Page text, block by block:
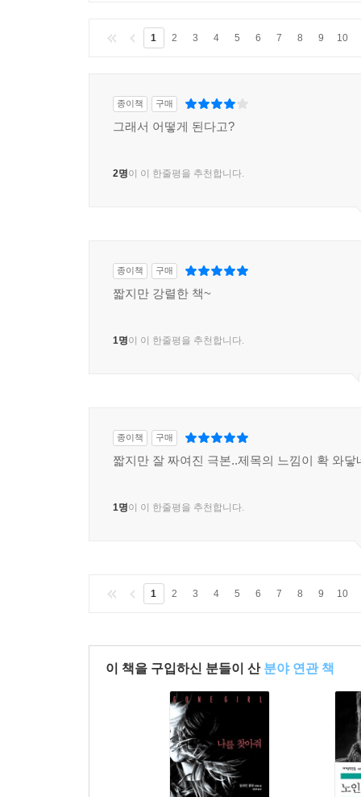
것인가가 대세였고요.
관계에서 이루어졌지면 지금은 수평적인 상태에
이게 훨씬 비극이고 아이러니예요. 그래서 자꾸
배상훈_ 길리언 플린처럼 사회성을 가진 작가
길리언 플린 같은 작가들이 주목받는 이유도 그
필두로 해서. 그런 현상을 길리언 플린은 굉장히
하지현_ 이런 행동을 통해서 내가 죄책감을 느끼
Q 3. 여러 대중매체에 등장하는 ‘성공한 여주인
배상훈_ 저는 우리 사회가 가지고 있는 남녀 격
여자가 없었어요. 그런 상황에서 여성성을 유지
작업이 필요하다고 생각합니다.
변영주_ 첫 번째로는 아주 단순하게, 위협적이기
또 하나는 폭발하는 거죠. 제가 아하는 작품에
차별받고, 위협당하고, 폭력에 시달리고, 두려움
한편으로 우리 사회에 ‘괴물이 된 여성’이라는
반대급부라고도 생각해요. 왜냐하면 그런 캐릭터
《나는 언제나 옳다》도 마찬가지로, 여주인공
1 2 3 4 5 6 7 8 9 10
종이책 구매
그래서 어떻게 된다고?
2명이 이 한줄평을 추천합니다.
종이책 구매
짧지만 강렬한 책~
1명이 이 한줄평을 추천합니다.
종이책 구매
짧지만 잘 짜여진 극본..제목의 느낌이 확 와닿
1명이 이 한줄평을 추천합니다.
1 2 3 4 5 6 7 8 9 10
이 책을 구입하신 분들이 산 분야 연관 책